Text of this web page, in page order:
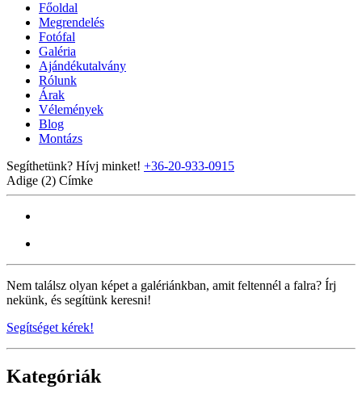
Főoldal
Megrendelés
Fotófal
Galéria
Ajándékutalvány
Rólunk
Árak
Vélemények
Blog
Montázs
Segíthetünk? Hívj minket! +36-20-933-0915
Adige (2) Címke
Nem találsz olyan képet a galériánkban, amit feltennél a falra? Írj
nekünk, és segítünk keresni!
Segítséget kérek!
Kategóriák